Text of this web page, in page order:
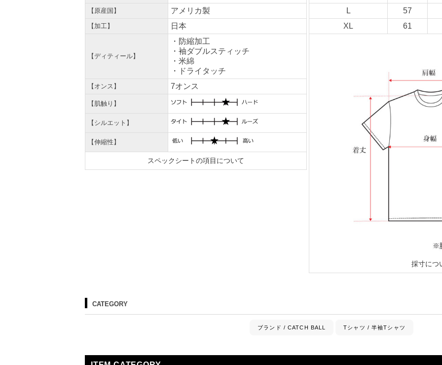
【原産国】 アメリカ製
【加工】 日本
【ディティール】
・防縮加工
・袖ダブルスティッチ
・米綿
・ドライタッチ
【オンス】 7オンス
【肌触り】
【シルエット】
【伸縮性】
スペックシートの項目について
L
57
XL
61
採寸につ
CATEGORY
ブランド / CATCH BALL Tシャツ / 半袖Tシャツ